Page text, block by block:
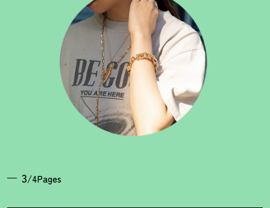
3/4Pages